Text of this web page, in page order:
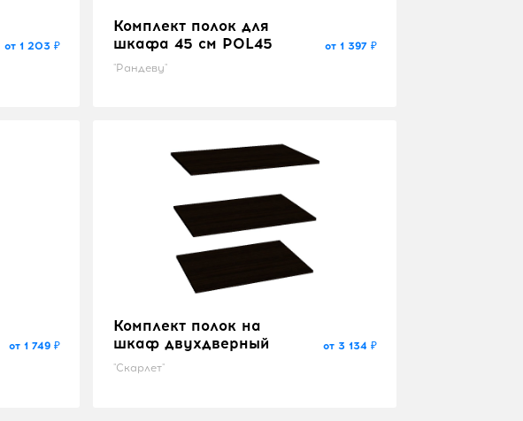
от 1 203 ₽
Комплект полок для
шкафа 45 см POL45
"Рандеву"
от 1 397 ₽
от 1 749 ₽
Комплект полок на
шкаф двухдверный
"Скарлет"
от 3 134 ₽